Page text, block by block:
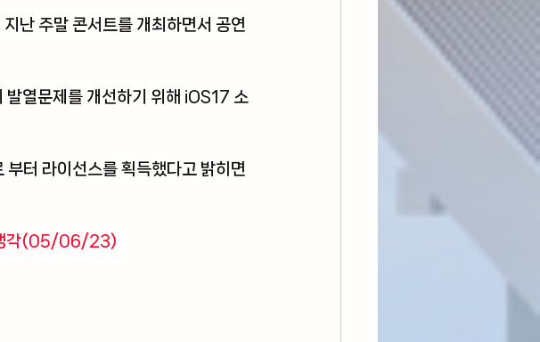
난 주말 콘서트를 개최하면서 공연
발열문제를 개선하기 위해 iOS17 소
터 라이선스를 획득했다고 밝히면
생각(05/06/23)